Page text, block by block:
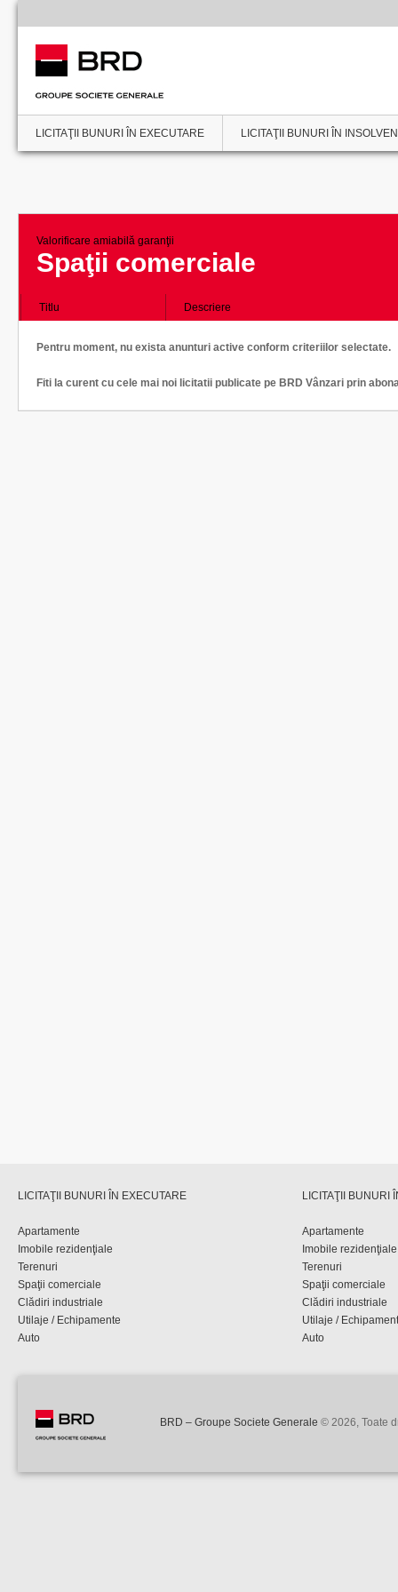
LICITAŢII BUNURI ÎN EXECUTARE LICITAŢII BUNURI ÎN
Valorificare amiabilă garanţii
Spaţii comerciale
Titlu Descriere
Pentru moment, nu exista anunturi active conform criteriilor selectate.
Fiti la curent cu cele mai noi licitatii publicate pe BRD Vânzari prin
LICITAŢII BUNURI ÎN EXECUTARE
Apartamente
Imobile rezidenţiale
Terenuri
Spaţii comerciale
Clădiri industriale
Utilaje / Echipamente
Auto
LICITAŢII BUNURI
Apartamente
Imobile rezidenţiale
Terenuri
Spaţii comerciale
Clădiri industriale
Utilaje /
Auto
BRD – Groupe Societe Generale © 2026, Toate